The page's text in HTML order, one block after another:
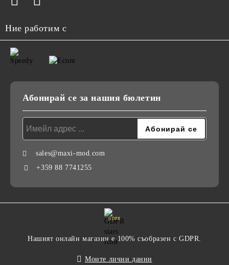
Ние работим с
Абонирай се за нашия бюлетин
sales@maxi-mod.com
+359 88 7741255
GDPR
Нашият онлайн магазин е 100% съобразен с GDPR.
Моите лични данни